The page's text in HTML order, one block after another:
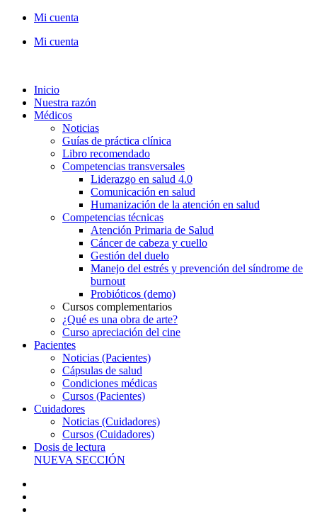
Mi cuenta
Mi cuenta
Inicio
Nuestra razón
Médicos
Noticias
Guías de práctica clínica
Libro recomendado
Competencias transversales
Liderazgo en salud 4.0
Comunicación en salud
Humanización de la atención en salud
Competencias técnicas
Atención Primaria de Salud
Cáncer de cabeza y cuello
Gestión del duelo
Manejo del estrés y prevención del síndrome de
burnout
Probióticos (demo)
Cursos complementarios
¿Qué es una obra de arte?
Curso apreciación del cine
Pacientes
Noticias (Pacientes)
Cápsulas de salud
Condiciones médicas
Cursos (Pacientes)
Cuidadores
Noticias (Cuidadores)
Cursos (Cuidadores)
Dosis de lectura
NUEVA SECCIÓN